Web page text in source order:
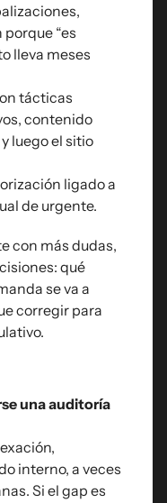
“es
lleva meses
tácticas
contenido
luego el sitio
ligado a
de urgente.
con más dudas,
qué
se va a
corregir para
una auditoría
interno, a veces
Si el gap es